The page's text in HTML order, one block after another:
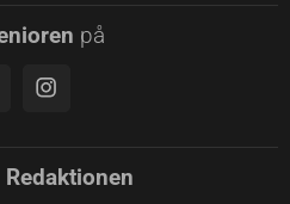
på
Redaktionen